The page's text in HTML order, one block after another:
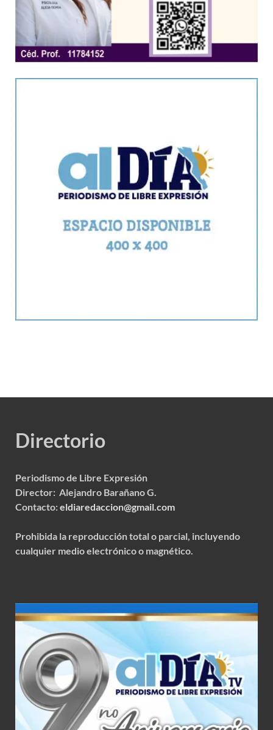
Directorio
Periodismo de Libre Expresión
Director: Alejandro Barañano G.
Contacto:eldiaredaccion@gmail.com
Prohibida la reproducción total o parcial, incluyendo
cualquier medio electrónico o magnético.